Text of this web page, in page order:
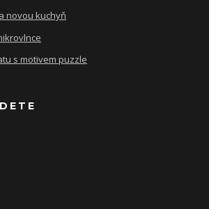
novou kuchyň
s motivem puzzle